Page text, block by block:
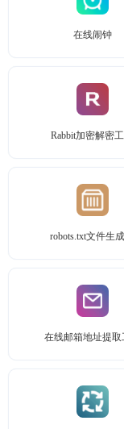
在线闹钟
Rabbit加密解密
robots.txt文件生
在线邮箱地址提取